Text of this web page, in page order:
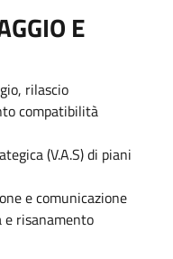
E
rilascio
compatibilità
(V.A.S) di piani
e comunicazione
risanamento